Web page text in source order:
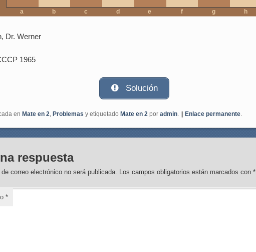
a b c d e f g h
Dr. Werner
1965
Solución
en Mate en 2, Problemas y etiquetado Mate en 2 por admin. || Enlace permanente.
respuesta
correo electrónico no será publicada. Los campos obligatorios están marcados con*
*